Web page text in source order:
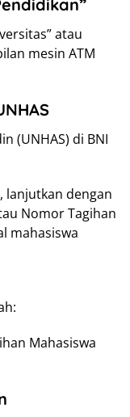
atau
mesin ATM
(UNHAS) di BNI
lanjutkan dengan
Nomor Tagihan
mahasiswa
Mahasiswa